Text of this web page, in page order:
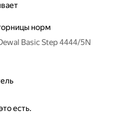
норм
Basic Step 4444/5N
есть.